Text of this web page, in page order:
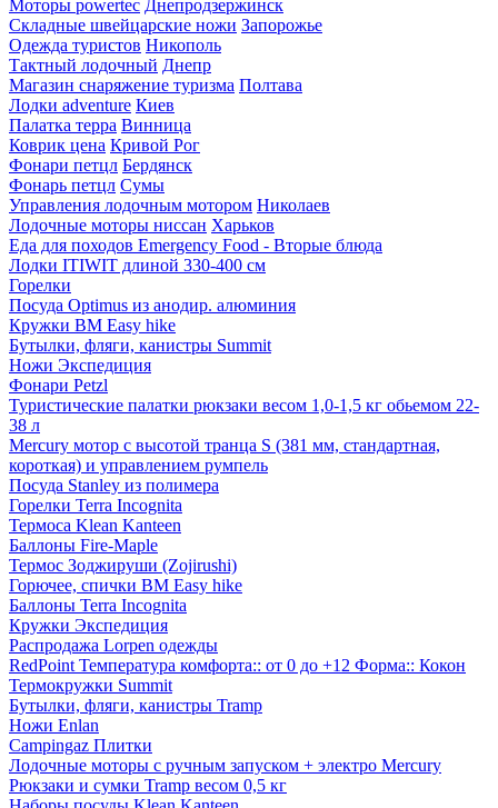
Моторы powertec Днепродзержинск
Складные швейцарские ножи Запорожье
Одежда туристов Никополь
Тактный лодочный Днепр
Магазин снаряжение туризма Полтава
Лодки adventure Киев
Палатка терра Винница
Коврик цена Кривой Рог
Фонари петцл Бердянск
Фонарь петцл Сумы
Управления лодочным мотором Николаев
Лодочные моторы ниссан Харьков
Еда для походов Emergency Food - Вторые блюда
Лодки ITIWIT длиной 330-400 см
Горелки
Посуда Optimus из анодир. алюминия
Кружки BM Easy hike
Бутылки, фляги, канистры Summit
Ножи Экспедиция
Фонари Petzl
Туристические палатки рюкзаки весом 1,0-1,5 кг обьемом 22-
38 л
Mercury мотор с высотой транца S (381 мм, стандартная,
короткая) и управлением румпель
Посуда Stanley из полимера
Горелки Terra Incognita
Термоса Klean Kanteen
Баллоны Fire-Maple
Термос Зоджируши (Zojirushi)
Горючее, спички BM Easy hike
Баллоны Terra Incognita
Кружки Экспедиция
Распродажа Lorpen одежды
RedPoint Температура комфорта:: от 0 до +12 Форма:: Кокон
Термокружки Summit
Бутылки, фляги, канистры Tramp
Ножи Enlan
Campingaz Плитки
Лодочные моторы с ручным запуском + электро Mercury
Рюкзаки и сумки Tramp весом 0,5 кг